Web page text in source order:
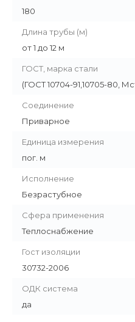
180
Длина трубы (м)
от 1 до 12 м
ГОСТ, марка стали
(ГОСТ 10704-91,10705-80,
Соединение
Приварное
Единица измерения
пог. м
Исполнение
Безрастубное
Сфера применения
Теплоснабжение
Гост изоляции
30732-2006
ОДК система
да